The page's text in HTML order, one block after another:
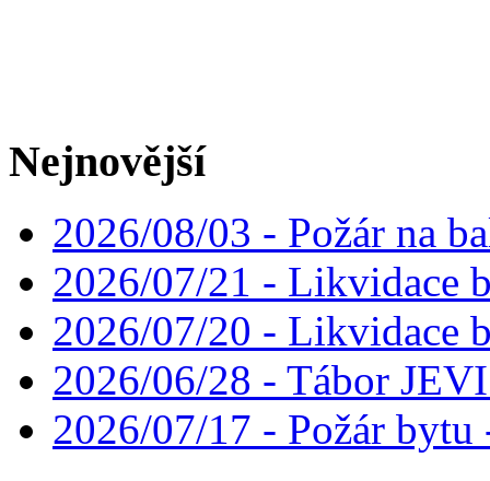
Nejnovější
2026/08/03 - Požár na
2026/07/21 - Likvidace
2026/07/20 - Likvidace
2026/06/28 - Tábor
2026/07/17 - Požár